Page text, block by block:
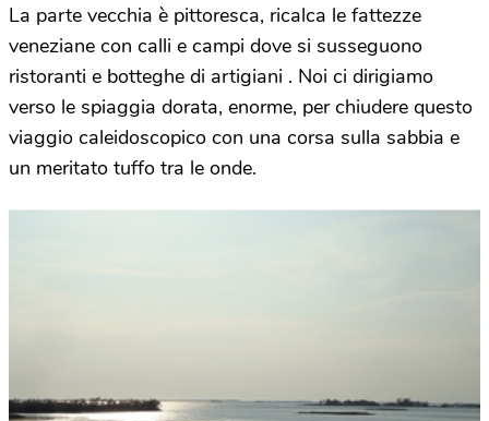
La parte vecchia è pittoresca, ricalca le fattezze
veneziane con calli e campi dove si susseguono
ristoranti e botteghe di artigiani . Noi ci dirigiamo
verso le spiaggia dorata, enorme, per chiudere questo
viaggio caleidoscopico con una corsa sulla sabbia e
un meritato tuffo tra le onde.